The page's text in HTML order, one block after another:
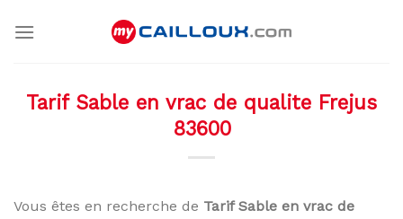
Tarif Sable en vrac de qualite Frejus
83600
Vous êtes en recherche de Tarif Sable en vrac de